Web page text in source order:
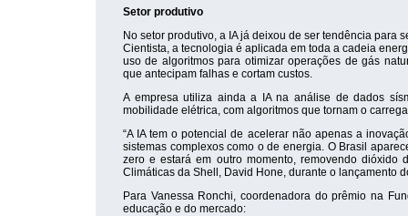
Setor produtivo
No setor produtivo, a IA já deixou de ser tendência para
Cientista, a tecnologia é aplicada em toda a cadeia
uso de algoritmos para otimizar operações de gás
que antecipam falhas e cortam custos.
A empresa utiliza ainda a IA na análise de dados
mobilidade elétrica, com algoritmos que tornam o
“A IA tem o potencial de acelerar não apenas a
sistemas complexos como o de energia. O Brasil
zero e estará em outro momento, removendo dióxido
Climáticas da Shell, David Hone, durante o lançamento
Para Vanessa Ronchi, coordenadora do prêmio na
educação e do mercado: